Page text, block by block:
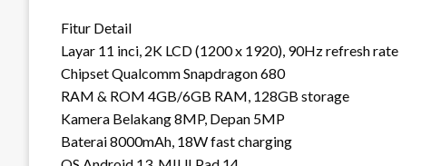
Fitur Detail
Layar 11 inci, 2K LCD (1200 x 1920), 90Hz refresh rate
Chipset Qualcomm Snapdragon 680
RAM & ROM 4GB/6GB RAM, 128GB storage
Kamera Belakang 8MP, Depan 5MP
Baterai 8000mAh, 18W fast charging